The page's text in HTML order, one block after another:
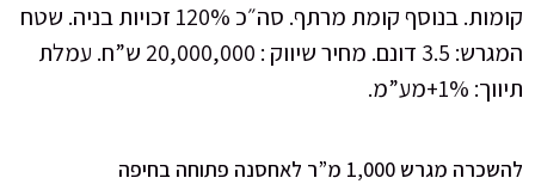
קומות. בנוסף קומת מרתף. סה״כ 120% זכויות בניה. שטח
המגרש: 3.5 דונם. מחיר שיווק : 20,000,000 ש”ח. עמלת
תיווך: 1%+מע”מ.
להשכרה מגרש 1,000 מ”ר לאחסנה פתוחה בחיפה